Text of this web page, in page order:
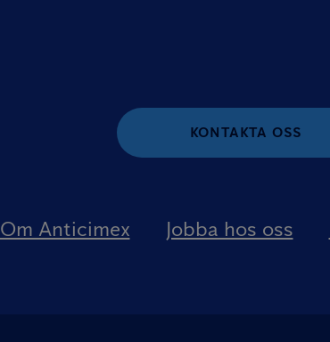
KONTAKTA OSS
Om Anticimex Jobba hos oss